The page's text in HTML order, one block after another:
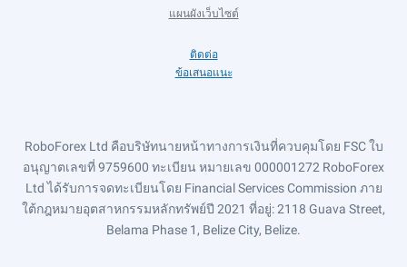
แผนผังเว็บไซต์
ติดต่อ
ข้อเสนอแนะ
RoboForex Ltd คือบริษัทนายหน้าทางการเงินที่ควบคุมโดย FSC ใบ
อนุญาตเลขที่ 9759600 ทะเบียน หมายเลข 000001272 RoboForex
Ltd ได้รับการจดทะเบียนโดย Financial Services Commission ภาย
ใต้กฎหมายอุตสาหกรรมหลักทรัพย์ปี 2021 ที่อยู่: 2118 Guava Street,
Belama Phase 1, Belize City, Belize.